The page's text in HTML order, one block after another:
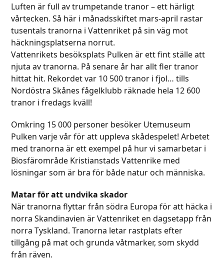
Luften är full av trumpetande tranor – ett härligt
vårtecken. Så här i månadsskiftet mars-april rastar
tusentals tranorna i Vattenriket på sin väg mot
häckningsplatserna norrut.
Vattenrikets besöksplats Pulken är ett fint ställe att
njuta av tranorna. På senare år har allt fler tranor
hittat hit. Rekordet var 10 500 tranor i fjol… tills
Nordöstra Skånes fågelklubb räknade hela 12 600
tranor i fredags kväll!
Omkring 15 000 personer besöker Utemuseum
Pulken varje vår för att uppleva skådespelet! Arbetet
med tranorna är ett exempel på hur vi samarbetar i
Biosfärområde Kristianstads Vattenrike med
lösningar som är bra för både natur och människa.
Matar för att undvika skador
När tranorna flyttar från södra Europa för att häcka i
norra Skandinavien är Vattenriket en dagsetapp från
norra Tyskland. Tranorna letar rastplats efter
tillgång på mat och grunda våtmarker, som skydd
från räven.